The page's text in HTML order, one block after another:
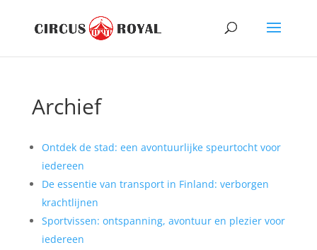
Archief
Ontdek de stad: een avontuurlijke speurtocht voor
iedereen
De essentie van transport in Finland: verborgen
krachtlijnen
Sportvissen: ontspanning, avontuur en plezier voor
iedereen